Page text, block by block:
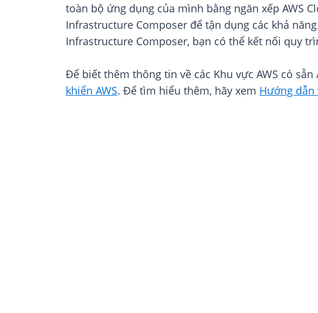
toàn bộ ứng dụng của mình bằng ngăn xếp AWS
Infrastructure Composer để tận dụng các khả
Infrastructure Composer, bạn có thể kết nối quy
Để biết thêm thông tin về các Khu vực AWS có sẵn
khiển AWS. Để tìm hiểu thêm, hãy xem Hướng dẫn